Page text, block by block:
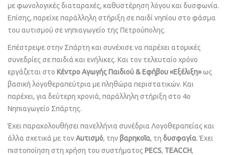
με φωνολογικές διαταραχές, καθυστέρηση λόγου και δυσφωνία.
Επίσης, παρείχε παράλληλη στήριξη σε παιδί νηπίου στο φάσμα
του αυτισμού σε νηπιαγωγείο της Πετρούπολης.
Επέστρεψε στην Σπάρτη και συνέχισε να παρέχει ατομικές
συνεδρίες σε παιδιά και ενήλικες. Και τον τελευταίο χρόνο
εργάζεται στο Κέντρο Αγωγής Παιδιού & Εφήβου «Εξέλιξη»ως
βασική λογοθεραπεύτρια με πληθώρα περιστατικών. Και
παρέχει, για δεύτερη χρονιά, παράλληλη στήριξη στο 4ο
Νηπιαγωγείο Σπάρτης.
Έχει παρακολουθήσει πανελλήνια συνέδρια Λογοθεραπείας και
άλλα σχετικά με τονΑυτισμό, τηνβαρηκοΐα, τη δυσφαγία. Έχει
πιστοποίηση στη χρήση του συστήματος PECS, TEACCH,